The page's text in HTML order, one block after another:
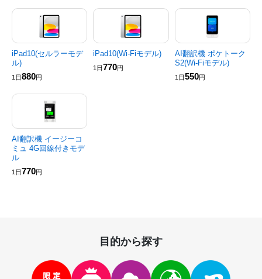
iPad10(セルラーモデ
ル)
1日880円
iPad10(Wi-Fiモデル)
1日770円
AI翻訳機 ポケトーク
S2(Wi-Fiモデル)
1日550円
AI翻訳機 イージーコ
ミュ 4G回線付きモデ
ル
1日770円
目的から探す